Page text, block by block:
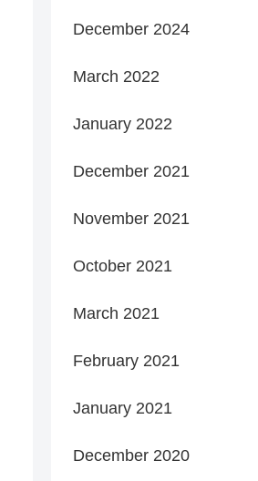
December 2024
March 2022
January 2022
December 2021
November 2021
October 2021
March 2021
February 2021
January 2021
December 2020